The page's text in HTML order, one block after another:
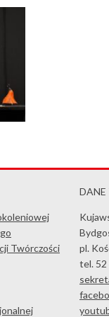
Twórczości
DANE
pl.
tel. 52